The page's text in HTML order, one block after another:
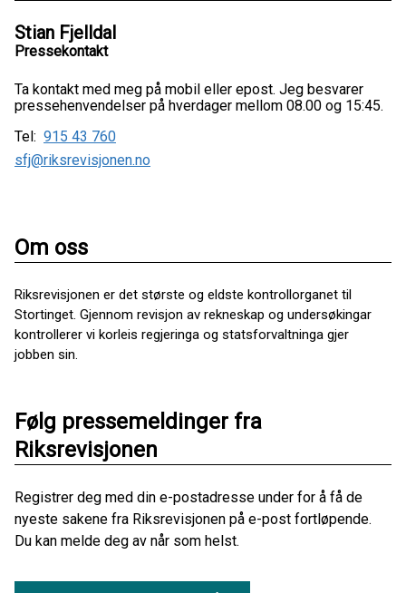
Stian Fjelldal
Pressekontakt
Ta kontakt med meg på mobil eller epost. Jeg besvarer
pressehenvendelser på hverdager mellom 08.00 og 15:45.
Tel: 915 43 760
sfj@riksrevisjonen.no
Om oss
Riksrevisjonen er det største og eldste kontrollorganet til
Stortinget. Gjennom revisjon av rekneskap og undersøkingar
kontrollerer vi korleis regjeringa og statsforvaltninga gjer
jobben sin.
Følg pressemeldinger fra
Riksrevisjonen
Registrer deg med din e-postadresse under for å få de
nyeste sakene fra Riksrevisjonen på e-post fortløpende.
Du kan melde deg av når som helst.